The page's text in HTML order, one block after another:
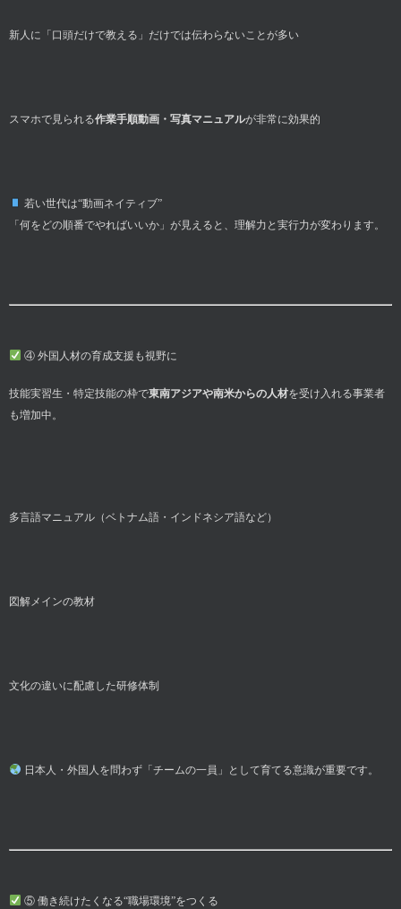
新人に「口頭だけで教える」だけでは伝わらないことが多い
スマホで見られる作業手順動画・写真マニュアルが非常に効果的
若い世代は“動画ネイティブ”
「何をどの順番でやればいいか」が見えると、理解力と実行力が変わります。
④ 外国人材の育成支援も視野に
技能実習生・特定技能の枠で東南アジアや南米からの人材を受け入れる事業者
も増加中。
多言語マニュアル（ベトナム語・インドネシア語など）
図解メインの教材
文化の違いに配慮した研修体制
日本人・外国人を問わず「チームの一員」として育てる意識が重要です。
⑤ 働き続けたくなる“職場環境”をつくる